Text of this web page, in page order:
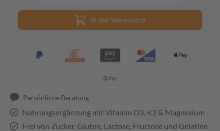
In den Warenkorb
Persönliche Beratung
Nahrungsergänzung mit Vitamin D3, K2 & Magnesium
Frei von Zucker, Gluten, Lactose, Fructose und Gelatine